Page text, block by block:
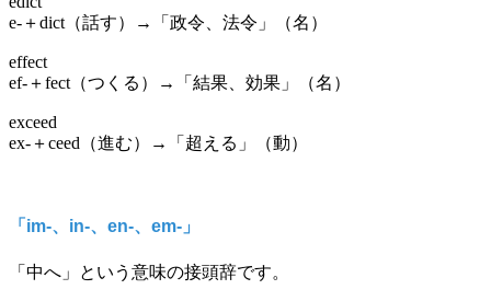
e-＋dict（話す）→「政令、法令」（名）
effect
ef-＋fect（つくる）→「結果、効果」（名）
exceed
ex-＋ceed（進む）→「超える」（動）
「im-、in-、en-、em-」
「中へ」という意味の接頭辞です。